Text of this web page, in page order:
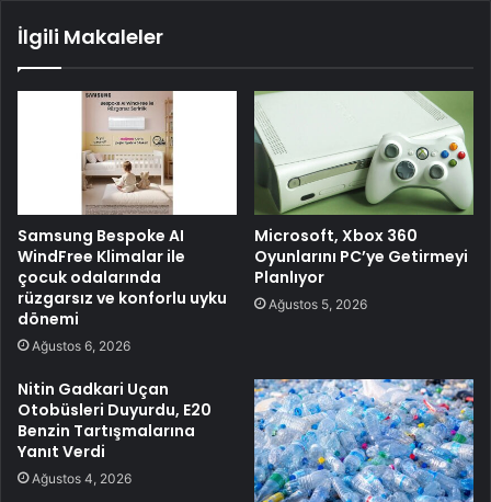
İlgili Makaleler
Samsung Bespoke AI
WindFree Klimalar ile
çocuk odalarında
rüzgarsız ve konforlu uyku
dönemi
Ağustos 6, 2026
Microsoft, Xbox 360
Oyunlarını PC’ye Getirmeyi
Planlıyor
Ağustos 5, 2026
Nitin Gadkari Uçan
Otobüsleri Duyurdu, E20
Benzin Tartışmalarına
Yanıt Verdi
Ağustos 4, 2026